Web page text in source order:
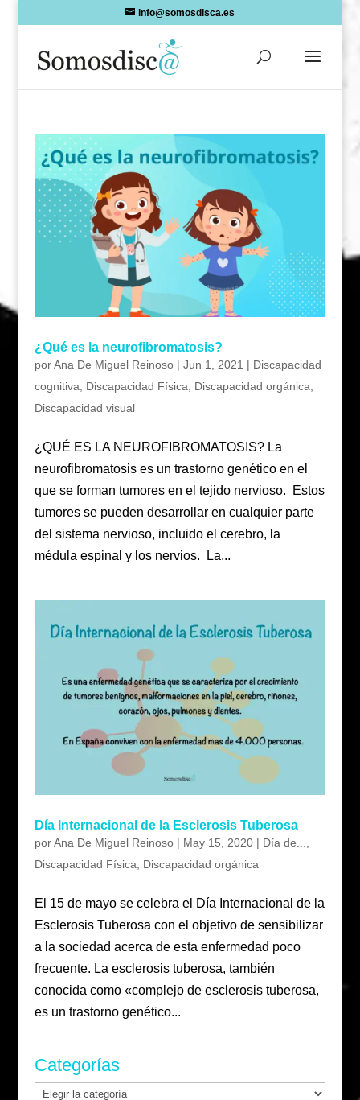
info@somosdisca.es
¿Qué es la neurofibromatosis?
porAna De Miguel Reinoso| Jun 1, 2021 | Discapacidad
cognitiva
Discapacidad Física Discapacidad orgánica
Discapacidad visual
¿QUÉ ES LA NEUROFIBROMATOSIS? La
neurofibromatosis es un trastorno genético en el
que se forman tumores en el tejido nervioso. Estos
tumores se pueden desarrollar en cualquier parte
del sistema nervioso, incluido el cerebro, la
médula espinal y los nervios. La...
Día Internacional de la Esclerosis Tuberosa
porAna De Miguel Reinoso| May 15, 2020| Día de...
Discapacidad Física
Discapacidad orgánica
El 15 de mayo se celebra el Día Internacional de la
Esclerosis Tuberosa con el objetivo de sensibilizar
a la sociedad acerca de esta enfermedad poco
frecuente. La esclerosis tuberosa, también
conocida como «complejo de esclerosis tuberosa,
es un trastorno genético...
Categorías
Categorías